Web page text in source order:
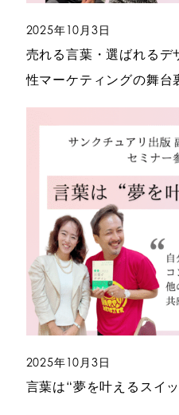
売れる言葉・選ばれる
性マーケティングの舞台
投稿日
2025年10月3日
言葉は“夢を叶えるスイ
投稿日
2025年10月3日